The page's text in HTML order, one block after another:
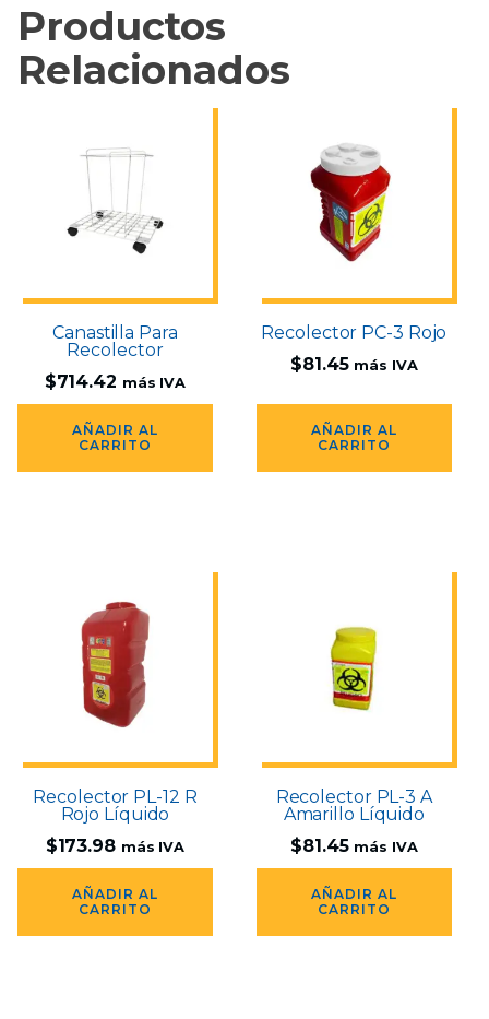
Productos
Relacionados
Canastilla Para
Recolector
$714.42 más IVA
AÑADIR AL
CARRITO
Recolector PC-3 Rojo
$81.45 más IVA
AÑADIR AL
CARRITO
Recolector PL-12 R
Rojo Líquido
$173.98 más IVA
AÑADIR AL
CARRITO
Recolector PL-3 A
Amarillo Líquido
$81.45 más IVA
AÑADIR AL
CARRITO